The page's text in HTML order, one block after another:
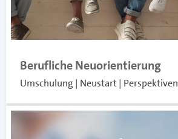
Berufliche Neuorientierung
Umschulung | Neustart | Perspektiven